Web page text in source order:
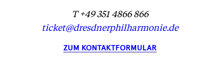
T +49 351 4866 866
ticket@dresdnerphilharmonie.de
ZUM KONTAKTFORMULAR